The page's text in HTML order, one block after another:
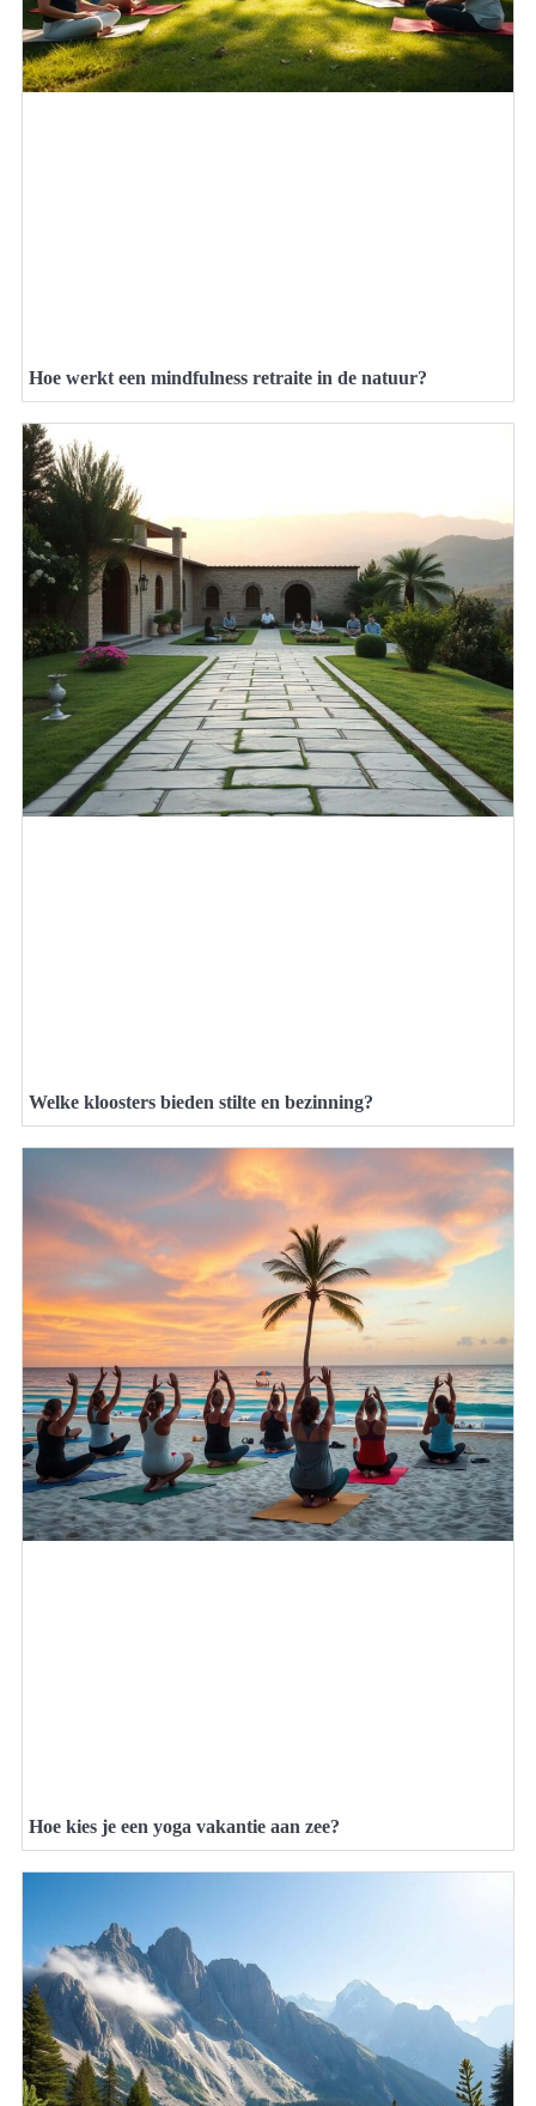
Hoe werkt een mindfulness retraite in de natuur?
Welke kloosters bieden stilte en bezinning?
Hoe kies je een yoga vakantie aan zee?